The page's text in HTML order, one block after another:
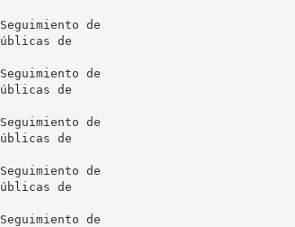
de
de
de
de
de
de
de
de
de